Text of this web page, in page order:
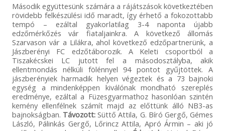
Második együttesünk számára a rájátszások következtében
rövidebb felkészülési idő maradt, így érhető a fokozottabb
tempó – ezáltal gyakorlatilag 3-4 naponta újabb
edzőmérkőzés vár fiataljainkra. A következő állomás
Szarvason vár a Lilákra, ahol következő edzőpartnerünk, a
Jászberényi FC edzőtáborozik. A Keleti csoportból a
Tiszakécskei LC jutott fel a másodosztályba, akik
ellentmondás nélküli fölénnyel 94 pontot gyűjtöttek. A
jászberényiek harmadik helyen végeztek és a 73 bajnoki
egység a mindenképpen kiválónak mondható szereplés
eredménye, ezáltal a Füzesgyarmathoz hasonlóan szintén
kemény ellenfélnek számít majd az előttünk álló NB3-as
bajnokságban. Távozott: Süttő Attila, G. Bíró Gergő, Gémes
László, Pálinkás Gergő, Lőrincz Attila, Apró Ármin – aki jó